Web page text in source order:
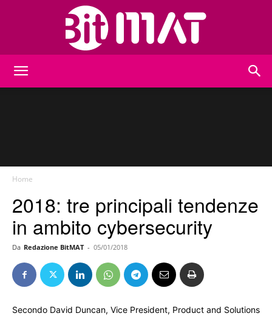
Home
2018: tre principali tendenze
in ambito cybersecurity
Da Redazione BitMAT - 05/01/2018
Secondo David Duncan, Vice President, Product and Solutions